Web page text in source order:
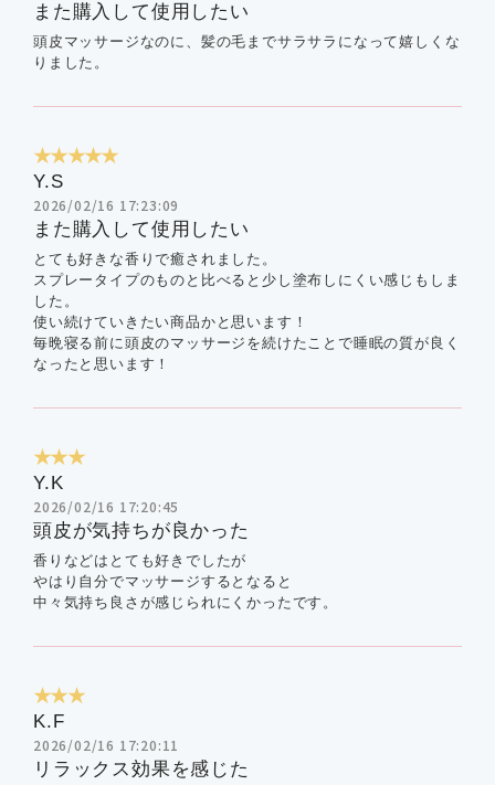
また購入して使用したい
頭皮マッサージなのに、髪の毛までサラサラになって嬉しくな
りました。
★★★★★
Y.S
2026/02/16 17:23:09
また購入して使用したい
とても好きな香りで癒されました。
スプレータイプのものと比べると少し塗布しにくい感じもしま
した。
使い続けていきたい商品かと思います！
毎晩寝る前に頭皮のマッサージを続けたことで睡眠の質が良く
なったと思います！
★★★
Y.K
2026/02/16 17:20:45
頭皮が気持ちが良かった
香りなどはとても好きでしたが
やはり自分でマッサージするとなると
中々気持ち良さが感じられにくかったです。
★★★
K.F
2026/02/16 17:20:11
リラックス効果を感じた